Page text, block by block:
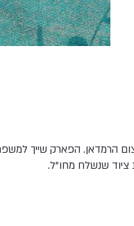
צום הרמדאן. הפארק שייך
ציוד שנשלח מחו"ל.